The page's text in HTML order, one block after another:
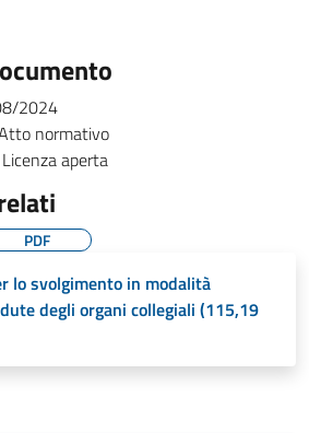
2024
normativo
Licenza aperta
PDF
lo svolgimento in modalità
degli organi collegiali (115,19